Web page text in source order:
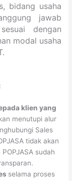
bidang usaha
jawab
dengan
modal usaha
klien yang
menutupi alur
Sales
tidak akan
sudah
selama proses